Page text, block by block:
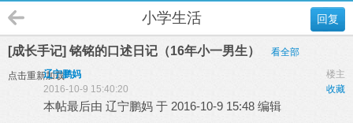
回复
小学生活
[成长手记] 铭铭的口述日记（16年小一男生） 看全部
点击重新加载 楼主
辽宁鹏妈
收藏
2016-10-9 15:40:20
本帖最后由 辽宁鹏妈 于 2016-10-9 15:48 编辑